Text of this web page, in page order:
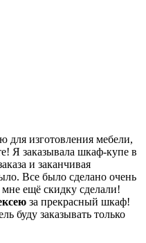
для изготовления мебели,
Я заказывала шкаф-купе в
и заканчивая
Все было сделано очень
ещё скидку сделали!
за прекрасный шкаф!
буду заказывать только